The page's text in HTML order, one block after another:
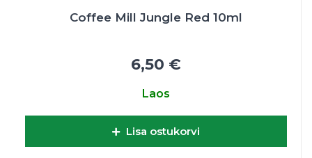
Coffee Mill Jungle Red 10ml
6,50 €
Laos
Lisa ostukorvi